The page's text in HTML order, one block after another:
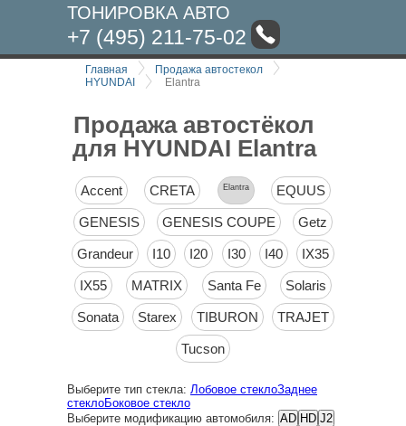
ТОНИРОВКА АВТО
+7 (495) 211-75-02
Главная
Продажа автостекол
HYUNDAI
Elantra
Продажа автостёкол
для HYUNDAI Elantra
Accent CRETA Elantra EQUUS
GENESIS GENESIS COUPE Getz
Grandeur I10 I20 I30 I40 IX35
IX55 MATRIX Santa Fe Solaris
Sonata Starex TIBURON TRAJET
Tucson
Выберите тип стекла: Лобовое стеклоЗаднее
стеклоБоковое стекло
Выберите модификацию автомобиля: